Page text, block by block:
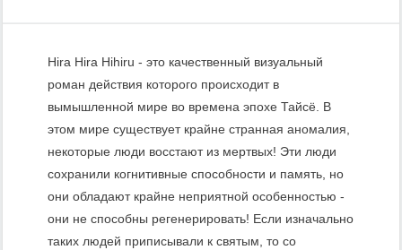
Hira Hira Hihiru - это качественный визуальный
роман действия которого происходит в
вымышленной мире во времена эпохе Тайсё. В
этом мире существует крайне странная аномалия,
некоторые люди восстают из мертвых! Эти люди
сохранили когнитивные способности и память, но
они обладают крайне неприятной особенностью -
они не способны регенерировать! Если изначально
таких людей приписывали к святым, то со